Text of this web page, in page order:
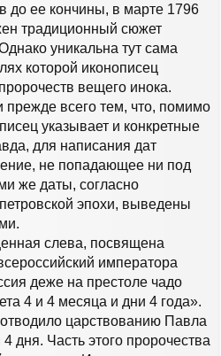
до ее кончины, в марте 1796
традиционный сюжет
уникальна тут сама
которой иконописец
вещего инока.
всего тем, что, помимо
указывает и конкретные
для написания дат
не попадающее ни под
же даты, согласно
эпохи, выведены
слева, посвящена
императора
деже на престоле чадо
4 и 4 месяца и дни 4 года».
царствованию Павла
дня. Часть этого пророчества